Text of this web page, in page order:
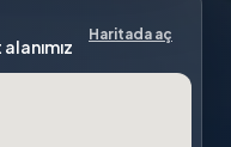
Haritada aç